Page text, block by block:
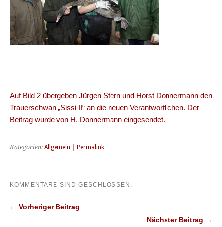
Auf Bild 2 übergeben Jürgen Stern und Horst Donnermann den
Trauerschwan „Sissi II“ an die neuen Verantwortlichen. Der
Beitrag wurde von H. Donnermann eingesendet.
Kategorien: Allgemein Permalink
KOMMENTARE SIND GESCHLOSSEN.
← Vorheriger Beitrag
Nächster Beitrag →